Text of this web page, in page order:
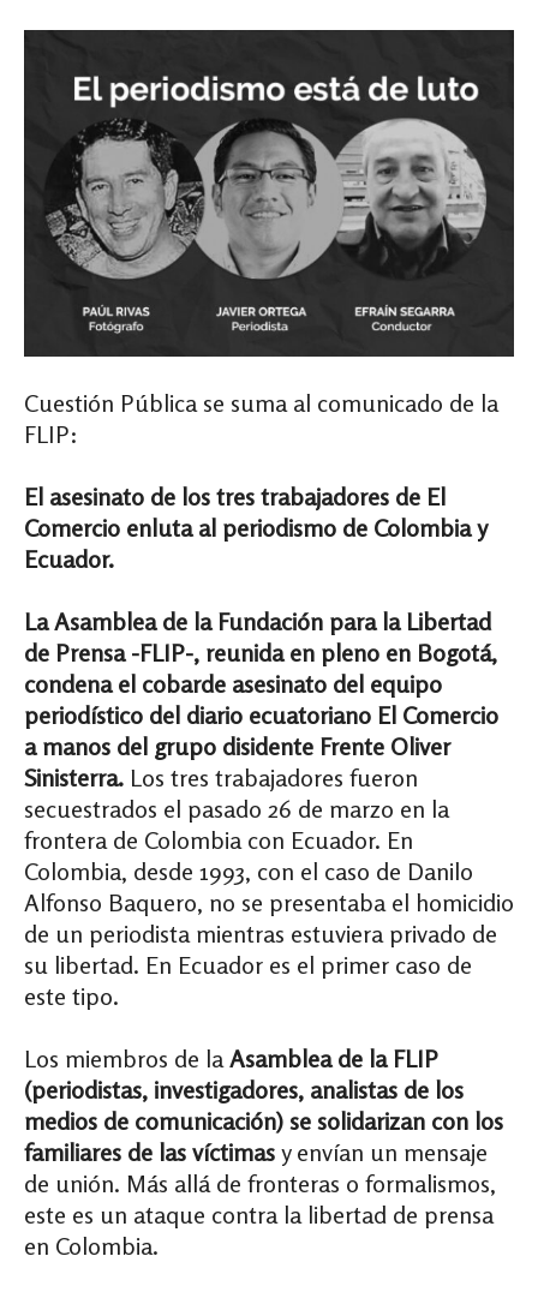
Cuestión Pública se suma al comunicado de la
FLIP:
El asesinato de los tres trabajadores de El
Comercio enluta al periodismo de Colombia y
Ecuador.
La Asamblea de la Fundación para la Libertad
de Prensa -FLIP-, reunida en pleno en Bogotá,
condena el cobarde asesinato del equipo
periodístico del diario ecuatoriano El Comercio
a manos del grupo disidente Frente Oliver
Sinisterra. Los tres trabajadores fueron
secuestrados el pasado 26 de marzo en la
frontera de Colombia con Ecuador. En
Colombia, desde 1993, con el caso de Danilo
Alfonso Baquero, no se presentaba el homicidio
de un periodista mientras estuviera privado de
su libertad. En Ecuador es el primer caso de
este tipo.
Los miembros de laAsamblea de la FLIP
(periodistas, investigadores, analistas de los
medios de comunicación) se solidarizan con los
familiares de las víctimas y envían un mensaje
de unión. Más allá de fronteras o formalismos,
este es un ataque contra la libertad de prensa
en Colombia.